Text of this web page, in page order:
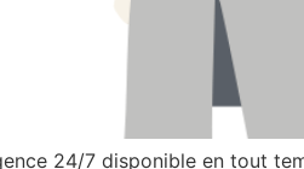
24/7 disponible en tout